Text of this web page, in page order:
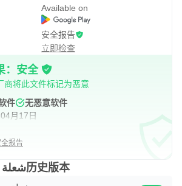
Available on
安全报告
立即检查
：安全
商将此文件标记为恶意
件
无恶意软件
月17日
报告
شعلة - درّب عقلك يومياً历史版本